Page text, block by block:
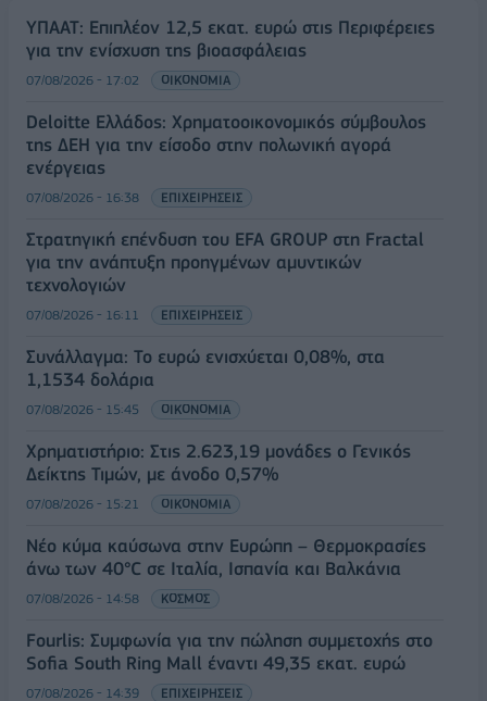
ΥΠΑΑΤ: Επιπλέον 12,5 εκατ. ευρώ στις Περιφέρειες
για την ενίσχυση της βιοασφάλειας
07/08/2026 - 17:02 ΟΙΚΟΝΟΜΙΑ
Deloitte Ελλάδος: Χρηματοοικονομικός σύμβουλος
της ΔΕΗ για την είσοδο στην πολωνική αγορά
ενέργειας
07/08/2026 - 16:38 ΕΠΙΧΕΙΡΗΣΕΙΣ
Στρατηγική επένδυση του EFA GROUP στη Fractal
για την ανάπτυξη προηγμένων αμυντικών
τεχνολογιών
07/08/2026 - 16:11 ΕΠΙΧΕΙΡΗΣΕΙΣ
Συνάλλαγμα: Το ευρώ ενισχύεται 0,08%, στα
1,1534 δολάρια
07/08/2026 - 15:45 ΟΙΚΟΝΟΜΙΑ
Χρηματιστήριο: Στις 2.623,19 μονάδες ο Γενικός
Δείκτης Τιμών, με άνοδο 0,57%
07/08/2026 - 15:21 ΟΙΚΟΝΟΜΙΑ
Νέο κύμα καύσωνα στην Ευρώπη – Θερμοκρασίες
άνω των 40°C σε Ιταλία, Ισπανία και Βαλκάνια
07/08/2026 - 14:58 ΚΟΣΜΟΣ
Fourlis: Συμφωνία για την πώληση συμμετοχής στο
Sofia South Ring Mall έναντι 49,35 εκατ. ευρώ
07/08/2026 - 14:39 ΕΠΙΧΕΙΡΗΣΕΙΣ